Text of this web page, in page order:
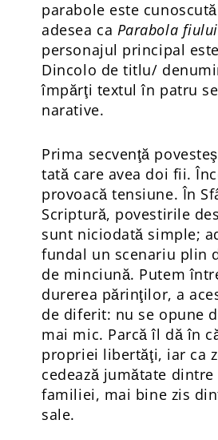
parabole este
adesea ca Parabola
personajul principal
Dincolo de titlu/
împărţi textul în patru
narative.
Prima secvenţă
tată care avea doi fii.
provoacă tensiune. În
Scriptură, povestirile
sunt niciodată simple;
fundal un scenariu plin
de minciună. Putem
durerea părinţilor, a
de diferit: nu se opune
mai mic. Parcă îl dă în
propriei libertăţi, iar ca
cedează jumătate
familiei, mai bine zis
sale.